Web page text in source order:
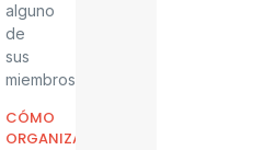
alguno
de
sus
miembros.
CÓMO
ORGANIZAR